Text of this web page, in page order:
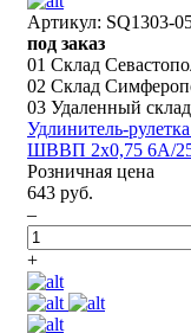
Артикул: SQ1303-
под заказ
01 Склад
02 Склад
03 Удаленный
Удлинитель-
ШВВП 2х0,75 6А/
Розничная цена
643 руб.
–
+